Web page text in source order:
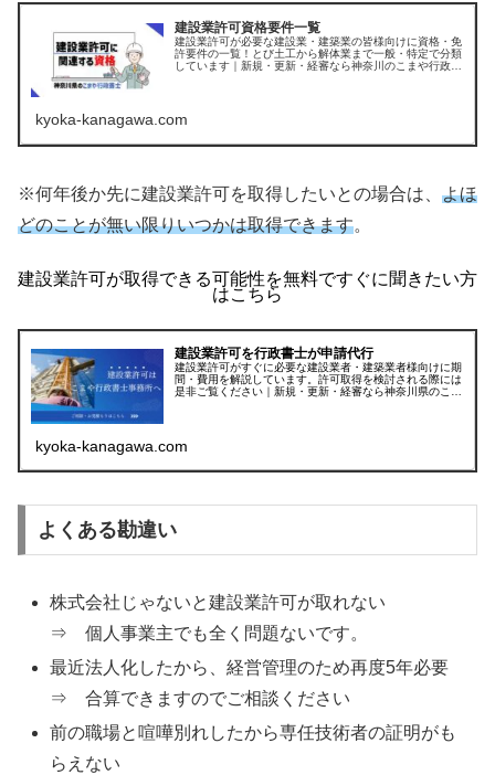
建設業許可資格要件一覧
建設業許可が必要な建設業・建築業の皆様向けに資格・免
許要件の一覧！とび土工から解体業まで一般・特定で分類
しています｜新規・更新・経審なら神奈川のこまや行政書
kyoka-kanagawa.com
※何年後か先に建設業許可を取得したいとの場合は、 よほ
どのことが無い限りいつかは取得できます。
建設業許可が取得できる可能性を無料ですぐに聞きたい方
はこちら
建設業許可を行政書士が申請代行
建設業許可がすぐに必要な建設業者・建築業者様向けに期
間・費用を解説しています。許可取得を検討される際には
是非ご覧ください｜新規・更新・経審なら神奈川県のこま
kyoka-kanagawa.com
よくある勘違い
株式会社じゃないと建設業許可が取れない
⇒ 個人事業主でも全く問題ないです。
最近法人化したから、経営管理のため再度5年必要
⇒ 合算できますのでご相談ください
前の職場と喧嘩別れしたから専任技術者の証明がも
らえない